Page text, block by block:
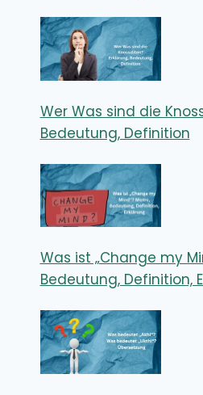
Wer Was sind die
Bedeutung, Definition
Was ist „Change my
Bedeutung, Definition,